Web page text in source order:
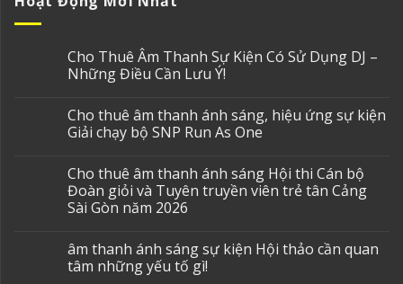
Cho Thuê Âm Thanh Sự Kiện Có Sử Dụng DJ –
Những Điều Cần Lưu Ý!
Cho thuê âm thanh ánh sáng, hiệu ứng sự kiện
Giải chạy bộ SNP Run As One
Cho thuê âm thanh ánh sáng Hội thi Cán bộ
Đoàn giỏi và Tuyên truyền viên trẻ tân Cảng
Sài Gòn năm 2026
âm thanh ánh sáng sự kiện Hội thảo cần quan
tâm những yếu tố gì!